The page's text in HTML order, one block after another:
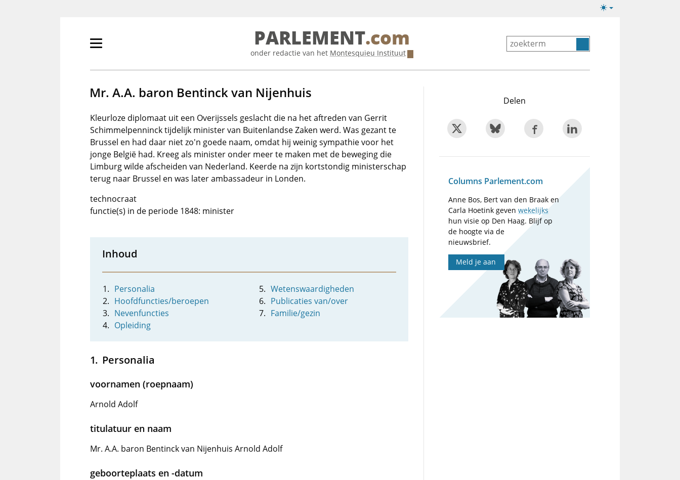
Lichte/donkere
Primair
tonen/verbergen
PARLEMENT.com
onder redactie van het Montesquieu Instituut
Mr. A.A. baron Bentinck van Nijenhuis
Kleurloze diplomaat uit een Overijssels geslacht die na het aftreden van Gerrit
Schimmelpenninck tijdelijk minister van Buitenlandse Zaken werd. Was gezant te
Brussel en had daar niet zo'n goede naam, omdat hij weinig sympathie voor het
jonge België had. Kreeg als minister onder meer te maken met de beweging die
Limburg wilde afscheiden van Nederland. Keerde na zijn kortstondig ministerschap
terug naar Brussel en was later ambassadeur in Londen.
technocraat
functie(s) in de periode 1848: minister
Inhoud
Personalia
Hoofdfuncties/beroepen
Nevenfuncties
Opleiding
Wetenswaardigheden
Publicaties van/over
Familie/gezin
Personalia
voornamen (roepnaam)
Arnold Adolf
titulatuur en naam
Mr. A.A. baron Bentinck van Nijenhuis Arnold Adolf
geboorteplaats en -datum
Delen
Columns Parlement.com
Anne Bos, Bert van den Braak en
Carla Hoetink gevenwekelijks
hun visie op Den Haag. Blijf op
de hoogte via de
nieuwsbrief.
Meld je aan